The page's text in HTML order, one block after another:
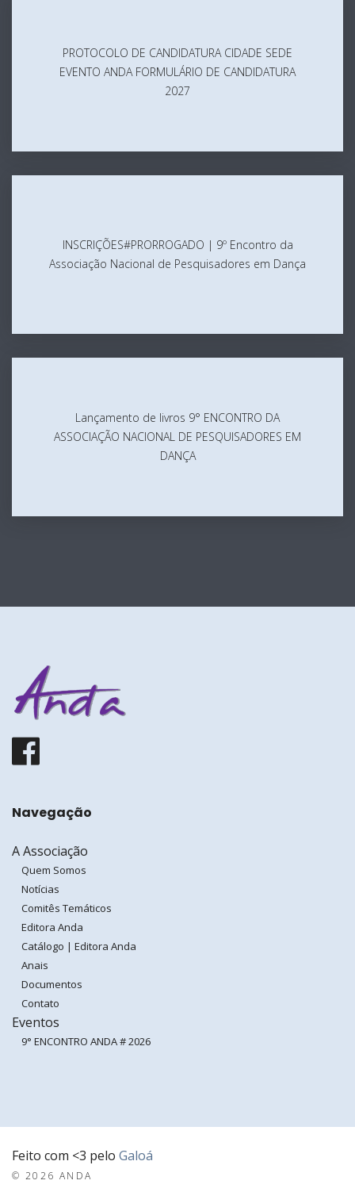
PROTOCOLO DE CANDIDATURA CIDADE SEDE
EVENTO ANDA FORMULÁRIO DE CANDIDATURA
2027
CIDADE
SEDE
EVENTO
DE
CANDIDATURA
INSCRIÇÕES#PRORROGADO | 9º Encontro da
Associação Nacional de Pesquisadores em Dança
Encontro
da
Pesquisadores
em
Lançamento de livros 9° ENCONTRO DA
ASSOCIAÇÃO NACIONAL DE PESQUISADORES EM
DANÇA
9°
ENCONTRO
DA
DE
Facebook
Navegação
A Associação
Quem Somos
Notícias
Comitês Temáticos
Editora Anda
Catálogo | Editora Anda
Anais
Documentos
Contato
Eventos
9° ENCONTRO ANDA # 2026
Feito com <3 pelo Galoá
© 2026 ANDA